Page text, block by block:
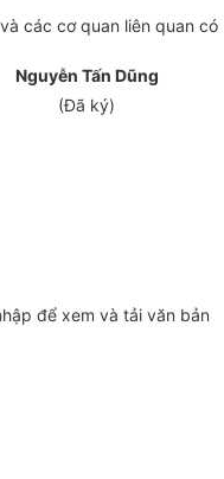
các cơ quan liên quan có
Nguyễn Tấn Dũng
(Đã ký)
để xem và tải văn bản